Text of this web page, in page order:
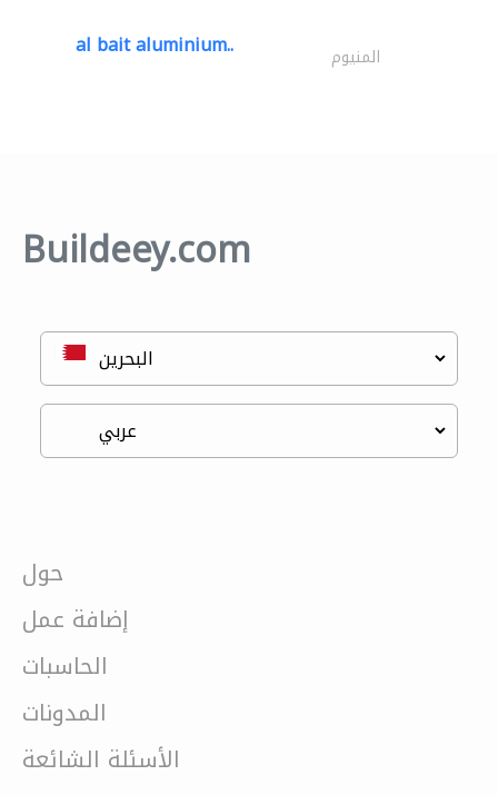
al bait aluminium.. المنيوم
Buildeey.com
حول
إضافة عمل
الحاسبات
المدونات
الأسئلة الشائعة